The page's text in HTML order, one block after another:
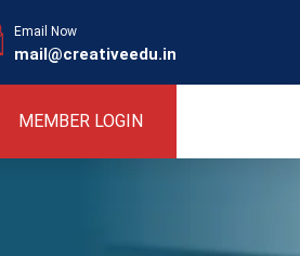
Email Now
mail@creativeedu.in
MEMBER LOGIN